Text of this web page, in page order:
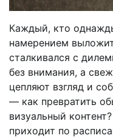
Каждый, кто
намерением
сталкивался с
без внимания, а
цепляют взгляд и
— как превратить
визуальный
приходит по